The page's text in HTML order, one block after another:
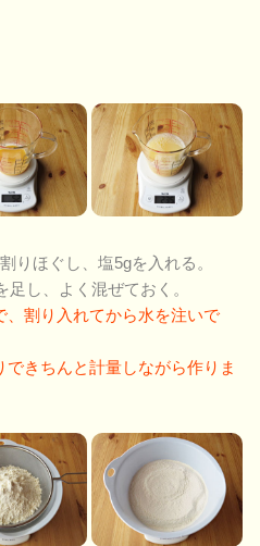
りほぐし、塩5gを入れる。
足し、よく混ぜておく。
割り入れてから水を注いで
きちんと計量しながら作りま